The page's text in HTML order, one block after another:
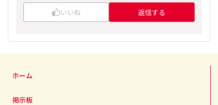
いいね 返信する
ホーム
掲示板